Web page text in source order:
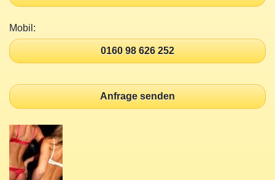
Mobil:
0160 98 626 252
Anfrage senden